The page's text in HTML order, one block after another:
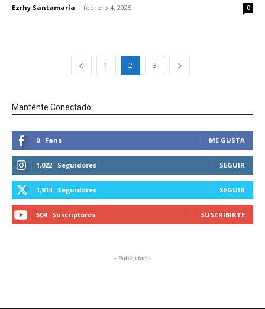
Ezrhy Santamaría - febrero 4, 2025 0
1 2 3
Manténte Conectado
0 Fans ME GUSTA
1,022 Seguidores SEGUIR
1,914 Seguidores SEGUIR
504 Suscriptores SUSCRIBIRTE
- Publicidad -